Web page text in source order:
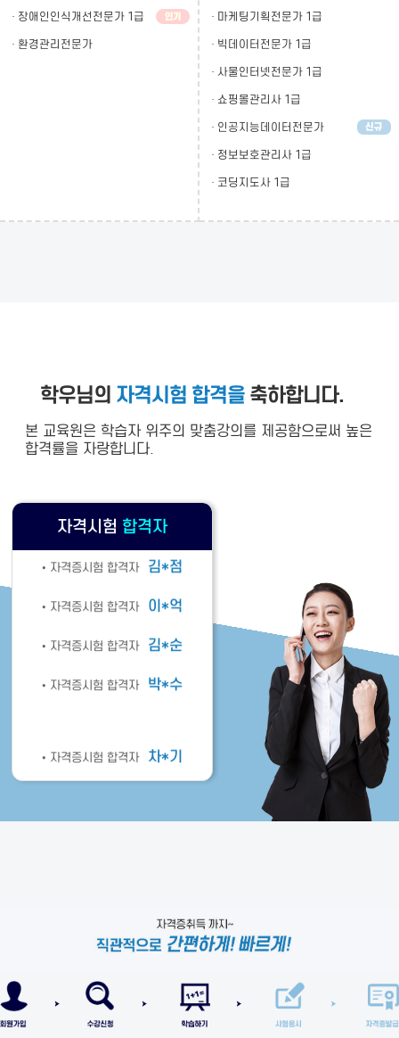
· 장애인인식개선전문가 1급
· 환경관리전문가
· 마케팅기획전문가 1급
· 빅데이터전문가 1급
· 사물인터넷전문가 1급
· 쇼핑몰관리사 1급
· 인공지능데이터전문가
· 정보보호관리사 1급
· 코딩지도사 1급
학우님의 자격시험 합격을 축하합니다.
본 교육원은 학습자 위주의 맞춤강의를 제공함으로써 높은
합격률을 자랑합니다.
자격시험 합격자
• 자격증시험 합격자김*연
• 자격증시험 합격자 최*웅
• 자격증시험 합격자 박*렬
• 자격증시험 합격자이*억
• 자격증시험 합격자 김*점
• 자격증시험 합격자 이*억
• 자격증시험 합격자 김*순
• 자격증시험 합격자 박*수
• 자격증시험 합격자 김*연
이*억
• 자격증시험 합격자 이*억